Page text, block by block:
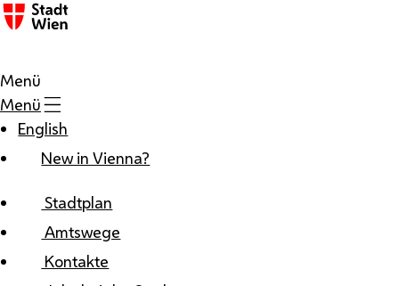
Zum Inhalt
Menü
Menü
English
New in Vienna?
Stadtplan
Amtswege
Kontakte